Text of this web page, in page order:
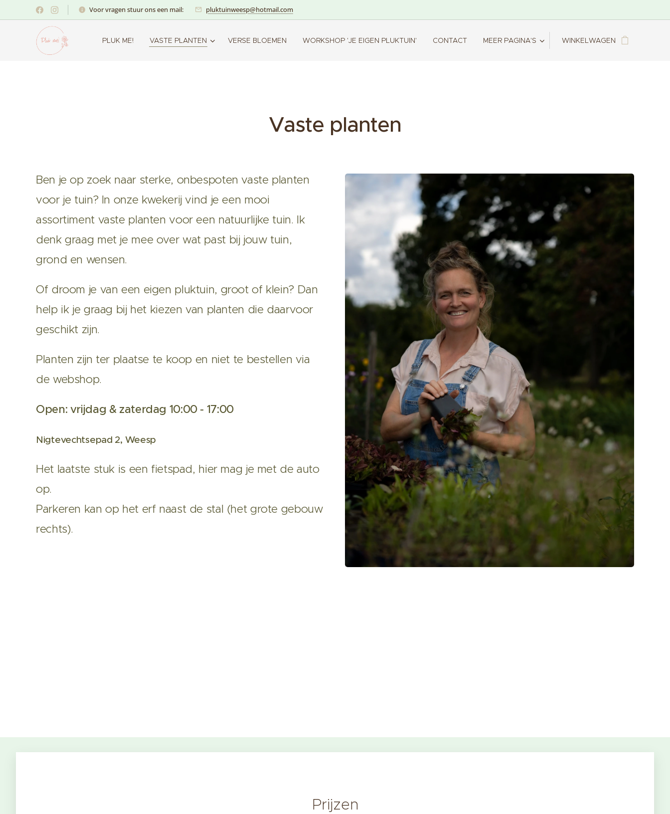
Voor vragen stuur ons een mail: pluktuinweesp@hotmail.com
PLUK ME! VASTE PLANTEN VERSE BLOEMEN WORKSHOP 'JE EIGEN PLUKTUIN' CONTACT MEER PAGINA'S WINKELWAGEN
Vaste planten
Ben je op zoek naar sterke, onbespoten vaste planten
voor je tuin? In onze kwekerij vind je een mooi
assortiment vaste planten voor een natuurlijke tuin. Ik
denk graag met je mee over wat past bij jouw tuin,
grond en wensen.
Of droom je van een eigen pluktuin, groot of klein? Dan
help ik je graag bij het kiezen van planten die daarvoor
geschikt zijn.
Planten zijn ter plaatse te koop en niet te bestellen via
de webshop.
Open: vrijdag & zaterdag 10:00 - 17:00
Nigtevechtsepad 2, Weesp
Het laatste stuk is een fietspad, hier mag je met de auto
op.
Parkeren kan op het erf naast de stal (het grote gebouw
rechts).
Prijzen